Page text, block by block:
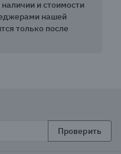
и стоимости
нашей
только после
Проверить